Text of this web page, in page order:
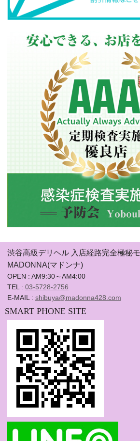
渋谷高級デリヘル 入店経路完全極秘
MADONNA(マドンナ)
OPEN : AM9:30～AM4:00
TEL : 03-5728-2756
E-MAIL : shibuya@madonna428.com
SMART PHONE SITE